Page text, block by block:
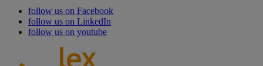
follow us on Facebook
follow us on LinkedIn
follow us on youtube